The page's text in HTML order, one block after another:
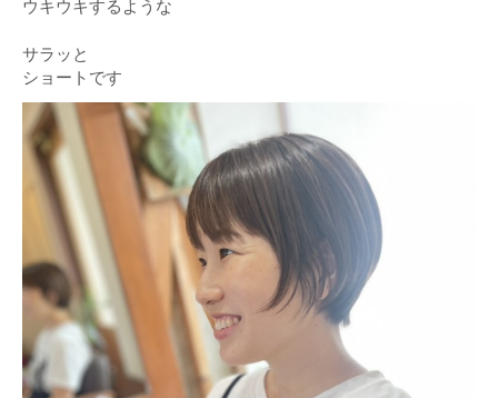
ウキウキするような
サラッと
ショートです